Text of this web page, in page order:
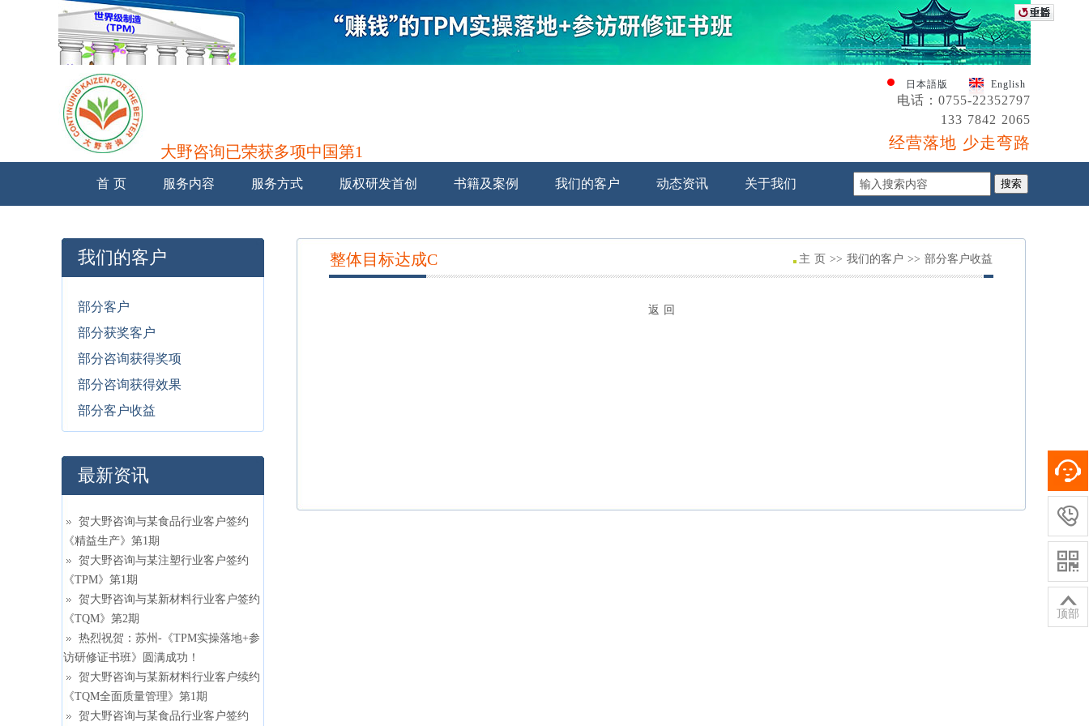
大野咨询已荣获多项中国第1
辅导中国第1家企业荣获日本JIPM审核颁发的TPM&WCM世界级精益制造优秀奖B类（制造系统部分精益化）
辅导中国第1家企业荣获日本JIPM审核颁发的TPM&WCM世界级精益制造优秀奖A类（制造系统全面精益化）
辅导中国第1家企业荣获日本JIPM审核颁发的TPM&WCM世界级精益制造优秀继续奖（运营系统部分精益化）
辅导中国第1家企业荣获日本JIPM审核颁发的TPM&WCM世界级精益制造特别继续奖（经营系统部分精益化）
辅导中国第1家企业荣获日本JIPM审核颁发的TPM&WCM世界级精益制造世界奖（经营系统全面精益化）
日本語版 English
电话：0755-22352797
133 7842 2065
经营落地 少走弯路
首 页 服务内容 服务方式 版权研发首创 书籍及案例 我们的客户 动态资讯 关于我们
我们的客户
部分客户
部分获奖客户
部分咨询获得奖项
部分咨询获得效果
部分客户收益
最新资讯
贺大野咨询与某食品行业客户签约
《精益生产》第1期
贺大野咨询与某注塑行业客户签约
《TPM》第1期
贺大野咨询与某新材料行业客户签约
《TQM》第2期
热烈祝贺：苏州-《TPM实操落地+参
访研修证书班》圆满成功！
贺大野咨询与某新材料行业客户续约
《TQM全面质量管理》第1期
贺大野咨询与某食品行业客户签约
整体目标达成C 主 页 >> 我们的客户 >> 部分客户收益
返 回



顶部